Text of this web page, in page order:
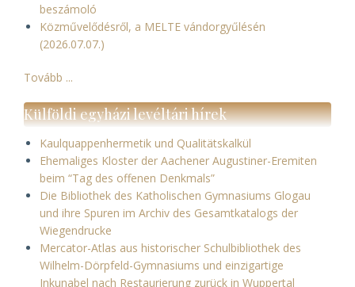
beszámoló
Közművelődésről, a MELTE vándorgyűlésén
(2026.07.07.)
Tovább ...
Külföldi egyházi levéltári hírek
Kaulquappenhermetik und Qualitätskalkül
Ehemaliges Kloster der Aachener Augustiner-Eremiten
beim “Tag des offenen Denkmals”
Die Bibliothek des Katholischen Gymnasiums Glogau
und ihre Spuren im Archiv des Gesamtkatalogs der
Wiegendrucke
Mercator-Atlas aus historischer Schulbibliothek des
Wilhelm-Dörpfeld-Gymnasiums und einzigartige
Inkunabel nach Restaurierung zurück in Wuppertal